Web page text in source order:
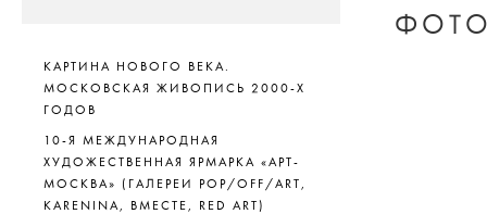
КАРТИНА НОВОГО ВЕКА.
МОСКОВСКАЯ ЖИВОПИСЬ 2000-Х
ГОДОВ
10-Я МЕЖДУНАРОДНАЯ
ХУДОЖЕСТВЕННАЯ ЯРМАРКА «АРТ-
МОСКВА» (ГАЛЕРЕИ POP/OFF/ART,
KARENINA, ВМЕСТЕ, RED ART)